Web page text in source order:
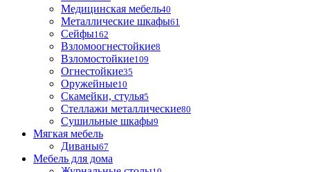
Медицинская мебель40
Металлические шкафы61
Сейфы162
Взломоогнестойкие8
Взломостойкие109
Огнестойкие35
Оружейные10
Скамейки, стулья5
Стеллажи металлические80
Сушильные шкафы9
Мягкая мебель
Диваны67
Мебель для дома